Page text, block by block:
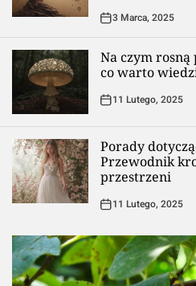
3 Marca, 2025
Na czym rosną
co warto
11 Lutego, 2025
Porady
Przewodnik
przestrzeni
11 Lutego, 2025